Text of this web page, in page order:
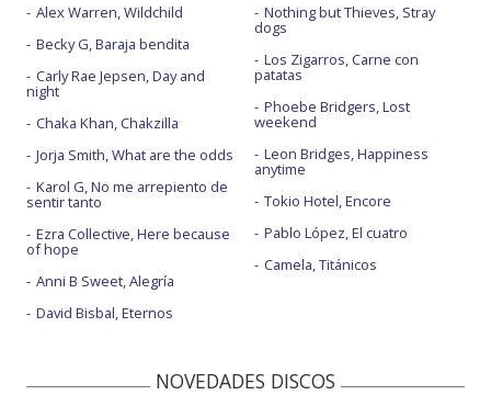
Alex Warren, Wildchild
Becky G, Baraja bendita
Carly Rae Jepsen, Day and
night
Chaka Khan, Chakzilla
Jorja Smith, What are the odds
Karol G, No me arrepiento de
sentir tanto
Ezra Collective, Here because
of hope
Anni B Sweet, Alegría
David Bisbal, Eternos
Nothing but Thieves, Stray
dogs
Los Zigarros, Carne con
patatas
Phoebe Bridgers, Lost
weekend
Leon Bridges, Happiness
anytime
Tokio Hotel, Encore
Pablo López, El cuatro
Camela, Titánicos
NOVEDADES DISCOS